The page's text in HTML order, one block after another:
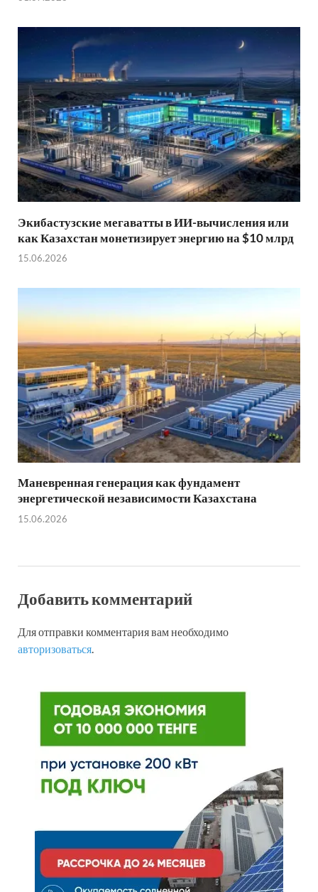
Экибастузские мегаватты в ИИ-вычисления или
как Казахстан монетизирует энергию на $10 млрд
15.06.2026
Маневренная генерация как фундамент
энергетической независимости Казахстана
15.06.2026
Добавить комментарий
Для отправки комментария вам необходимо
авторизоваться.